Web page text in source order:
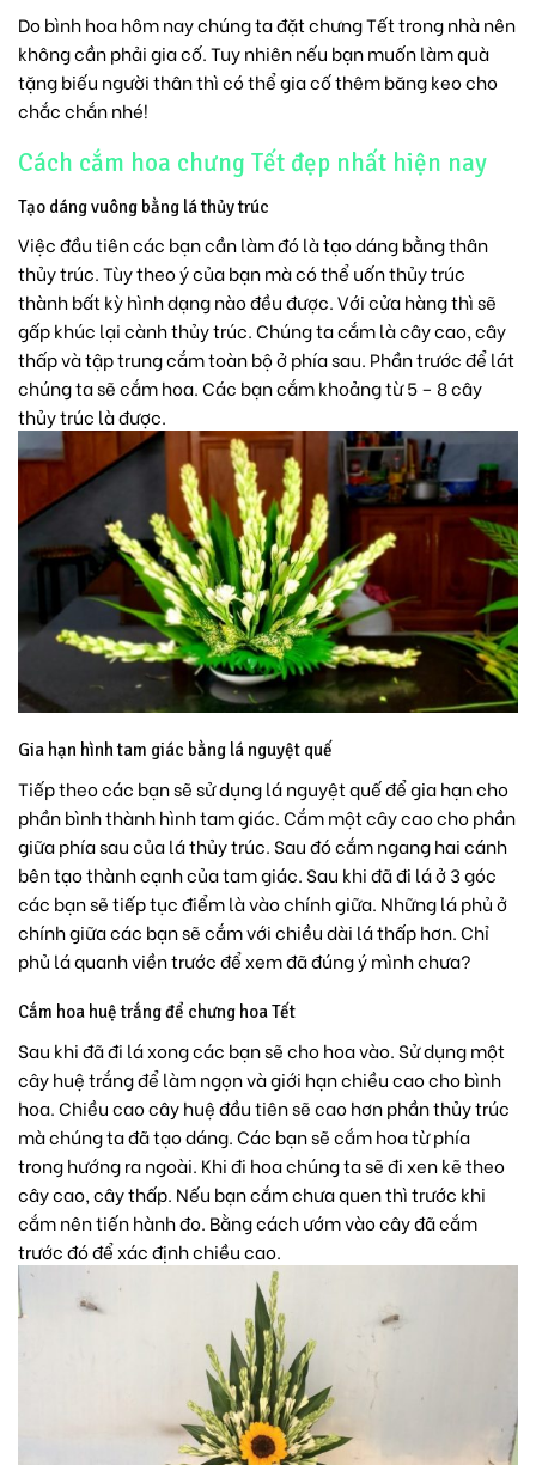
Do bình hoa hôm nay chúng ta đặt chưng Tết trong nhà nên
không cần phải gia cố. Tuy nhiên nếu bạn muốn làm quà
tặng biếu người thân thì có thể gia cố thêm băng keo cho
chắc chắn nhé!
Cách cắm hoa chưng Tết đẹp nhất hiện nay
Tạo dáng vuông bằng lá thủy trúc
Việc đầu tiên các bạn cần làm đó là tạo dáng bằng thân
thủy trúc. Tùy theo ý của bạn mà có thể uốn thủy trúc
thành bất kỳ hình dạng nào đều được. Với cửa hàng thì sẽ
gấp khúc lại cành thủy trúc. Chúng ta cắm là cây cao, cây
thấp và tập trung cắm toàn bộ ở phía sau. Phần trước để lát
chúng ta sẽ cắm hoa. Các bạn cắm khoảng từ 5 – 8 cây
thủy trúc là được.
Gia hạn hình tam giác bằng lá nguyệt quế
Tiếp theo các bạn sẽ sử dụng lá nguyệt quế để gia hạn cho
phần bình thành hình tam giác. Cắm một cây cao cho phần
giữa phía sau của lá thủy trúc. Sau đó cắm ngang hai cánh
bên tạo thành cạnh của tam giác. Sau khi đã đi lá ở 3 góc
các bạn sẽ tiếp tục điểm là vào chính giữa. Những lá phủ ở
chính giữa các bạn sẽ cắm với chiều dài lá thấp hơn. Chỉ
phủ lá quanh viền trước để xem đã đúng ý mình chưa?
Cắm hoa huệ trắng để chưng hoa Tết
Sau khi đã đi lá xong các bạn sẽ cho hoa vào. Sử dụng một
cây huệ trắng để làm ngọn và giới hạn chiều cao cho bình
hoa. Chiều cao cây huệ đầu tiên sẽ cao hơn phần thủy trúc
mà chúng ta đã tạo dáng. Các bạn sẽ cắm hoa từ phía
trong hướng ra ngoài. Khi đi hoa chúng ta sẽ đi xen kẽ theo
cây cao, cây thấp. Nếu bạn cắm chưa quen thì trước khi
cắm nên tiến hành đo. Bằng cách ướm vào cây đã cắm
trước đó để xác định chiều cao.